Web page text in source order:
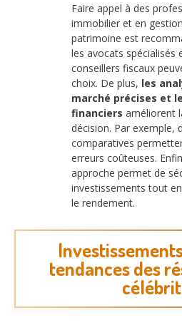
Faire appel à des
immobilier et en
patrimoine est
les avocats spécialisés
conseillers fiscaux
choix. De plus, les
marché précises et
financiers améliorent
décision. Par exemple,
comparatives
erreurs coûteuses.
approche permet de
investissements tout
le rendement.
tendances des